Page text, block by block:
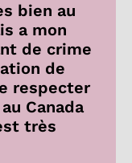
bien au
a mon
de crime
de
respecter
Canada
très